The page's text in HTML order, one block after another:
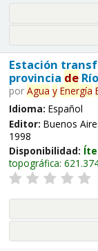
Estación
provincia de
por Agua y Energía
Idioma: Español
Editor: Buenos
1998
Disponibilidad:
topográfica: